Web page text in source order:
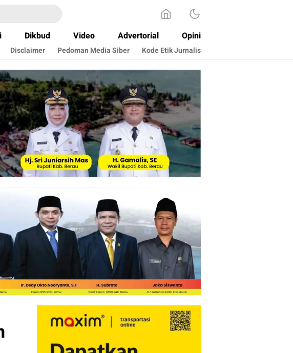
Dikbud Video Advertorial Opini
Disclaimer Pedoman Media Siber Kode Etik Jurnalis